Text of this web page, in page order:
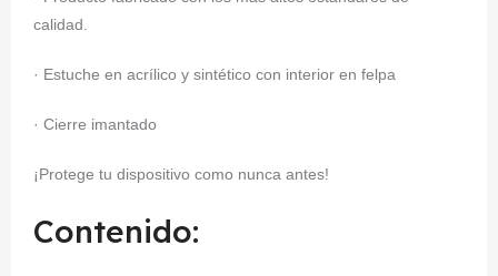
calidad.
· Estuche en acrílico y sintético con interior en felpa
· Cierre imantado
¡Protege tu dispositivo como nunca antes!
Contenido: